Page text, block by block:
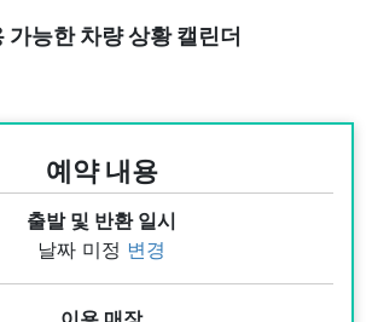
가능한 차량 상황 캘린더
예약 내용
출발 및 반환 일시
날짜 미정 변경